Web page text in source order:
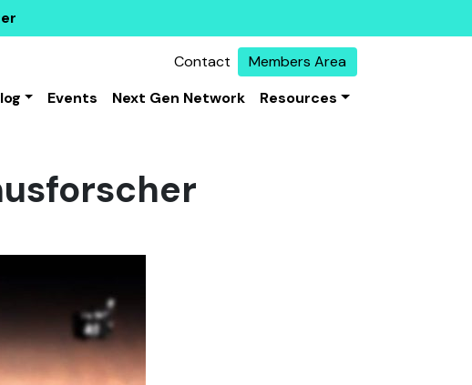
Contact
Members Area
Events Next Gen Network Resources